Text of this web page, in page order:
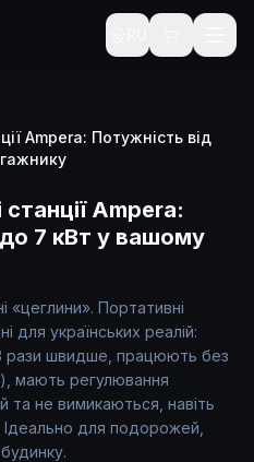
Ampera: переносні
Ampera: Потужність від
Ampera:
7 кВт у вашому
«цеглини». Портативні
для українських реалій:
рази швидше, працюють без
мають регулювання
та не вимикаються, навіть
для подорожей,